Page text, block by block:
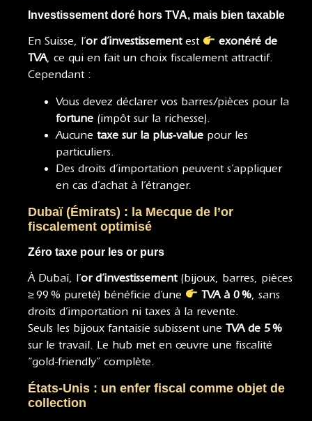
Investissement doré hors TVA, mais bien taxable
En Suisse, l’or d’investissementest
exonéré de
TVA, ce qui en fait un choix fiscalement attractif.
Cependant :
Vous devez déclarer vos barres/pièces pour la
fortune (impôt sur la richesse).
Aucune taxe sur la plus‑value pour les
particuliers.
Des droits d’importation peuvent s’appliquer
en cas d’achat à l’étranger.
Dubaï (Émirats) : la Mecque de l’or
fiscalement optimisé
Zéro taxe pour les or purs
À Dubaï, l’or d’investissement(bijoux, barres, pièces
≥ 99 % pureté) bénéficie d’une
TVA à 0 %, sans
droits d’importation ni taxes à la revente.
Seuls les bijoux fantaisie subissent une TVA de 5 %
sur le travail. Le hub met en œuvre une fiscalité
“gold-friendly” complète.
États‑Unis : un enfer fiscal comme objet de
collection